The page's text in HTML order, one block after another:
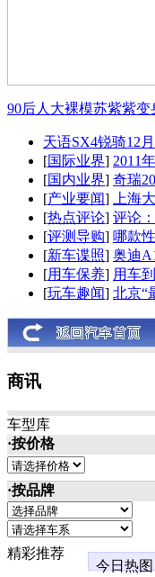
90后人大裸模苏紫紫变
天语SX4锐骑12
[国际业界] 2011
[国内业界] 奇瑞
[产业要闻]
上海
[热点评论] 评论
[评测导购] 哪款
[新车谍照] 奥迪
[用车保养] 用车
[玩车趣闻] 北京“
商讯
车型库
·按价格
·按品牌
精彩推荐
今日热图